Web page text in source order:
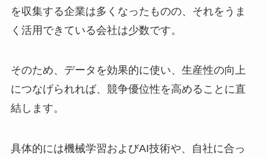
を収集する企業は多くなったものの、それをうま
く活用できている会社は少数です。
そのため、データを効果的に使い、生産性の向上
につなげられれば、競争優位性を高めることに直
結します。
具体的には機械学習およびAI技術や、自社に合っ